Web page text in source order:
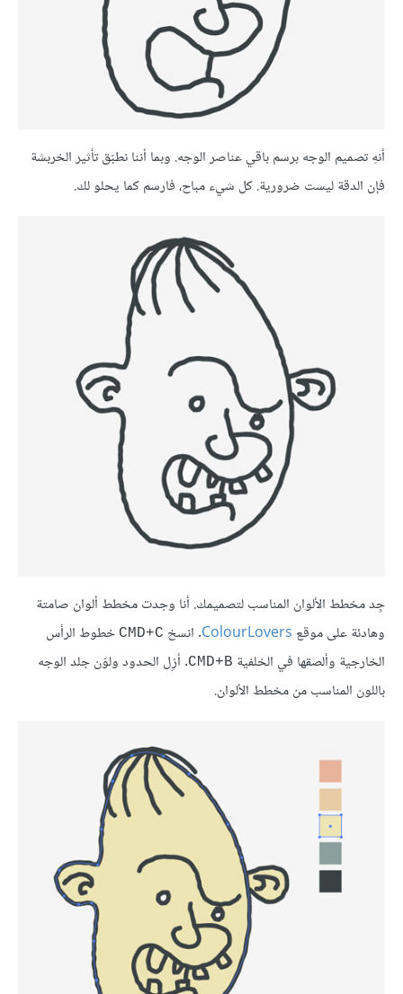
أنهِ تصميم الوجه برسم باقي عناصر الوجه. وبما أننا نطبّق تأثير الخربشة
فإن الدقة ليست ضرورية. كل شيء مباح، فارسم كما يحلو لك.
جِد مخطط الألوان المناسب لتصميمك. أنا وجدت مخطط ألوان صامتة
وهادئة على موقع ColourLovers. انسخ CMD+C خطوط الرأس
الخارجية وألصقها في الخلفية CMD+B. أزِل الحدود ولوّن جلد الوجه
باللون المناسب من مخطط الألوان.